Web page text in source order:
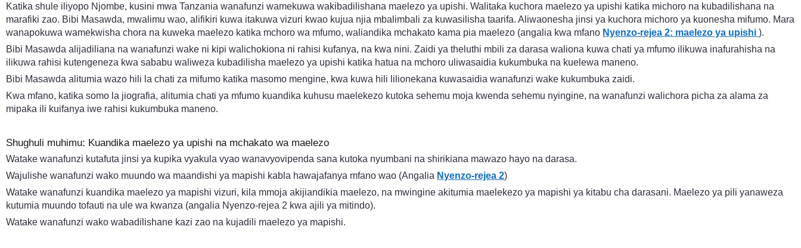
Katika shule iliyopo Njombe, kusini mwa Tanzania wanafunzi wamekuwa wakibadilishana maelezo ya upishi. Walitaka kuchora maelezo ya upishi katika michoro na kubadilishana na
marafiki zao. Bibi Masawda, mwalimu wao, alifikiri kuwa itakuwa vizuri kwao kujua njia mbalimbali za kuwasilisha taarifa. Aliwaonesha jinsi ya kuchora michoro ya kuonesha mifumo. Mara
wanapokuwa wamekwisha chora na kuweka maelezo katika mchoro wa mfumo, waliandika mchakato kama pia maelezo (angalia kwa mfano Nyenzo-rejea 2: maelezo ya upishi ).
Bibi Masawda alijadiliana na wanafunzi wake ni kipi walichokiona ni rahisi kufanya, na kwa nini. Zaidi ya theluthi mbili za darasa waliona kuwa chati ya mfumo ilikuwa inafurahisha na
ilikuwa rahisi kutengeneza kwa sababu waliweza kubadilisha maelezo ya upishi katika hatua na mchoro uliwasaidia kukumbuka na kuelewa maneno.
Bibi Masawda alitumia wazo hili la chati za mifumo katika masomo mengine, kwa kuwa hili lilionekana kuwasaidia wanafunzi wake kukumbuka zaidi.
Kwa mfano, katika somo la jiografia, alitumia chati ya mfumo kuandika kuhusu maelekezo kutoka sehemu moja kwenda sehemu nyingine, na wanafunzi walichora picha za alama za
mipaka ili kuifanya iwe rahisi kukumbuka maneno.
Shughuli muhimu: Kuandika maelezo ya upishi na mchakato wa maelezo
Watake wanafunzi kutafuta jinsi ya kupika vyakula vyao wanavyovipenda sana kutoka nyumbani na shirikiana mawazo hayo na darasa.
Wajulishe wanafunzi wako muundo wa maandishi ya mapishi kabla hawajafanya mfano wao (Angalia Nyenzo-rejea 2)
Watake wanafunzi kuandika maelezo ya mapishi vizuri, kila mmoja akijiandikia maelezo, na mwingine akitumia maelekezo ya mapishi ya kitabu cha darasani. Maelezo ya pili yanaweza
kutumia muundo tofauti na ule wa kwanza (angalia Nyenzo-rejea 2 kwa ajili ya mitindo).
Watake wanafunzi wako wabadilishane kazi zao na kujadili maelezo ya mapishi.